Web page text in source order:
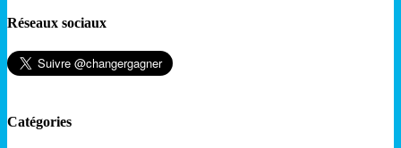
Réseaux sociaux
Catégories